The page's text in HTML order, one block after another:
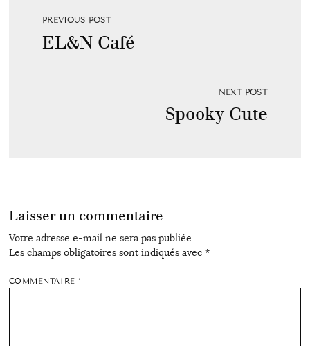
PREVIOUS POST
EL&N Café
NEXT POST
Spooky Cute
Laisser un commentaire
Votre adresse e-mail ne sera pas publiée.
Les champs obligatoires sont indiqués avec *
COMMENTAIRE*